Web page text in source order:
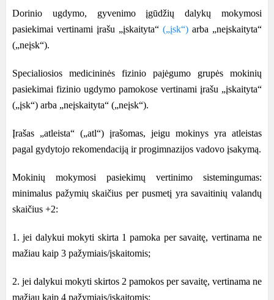
Dorinio ugdymo, gyvenimo įgūdžių dalykų mokymosi
pasiekimai vertinami įrašu „įskaityta“ („įsk“) arba „neįskaityta“
(„neįsk“).
Specialiosios medicininės fizinio pajėgumo grupės mokinių
pasiekimai fizinio ugdymo pamokose vertinami įrašu „įskaityta“
(„įsk“) arba „neįskaityta“ („neįsk“).
Įrašas „atleista“ („atl“) įrašomas, jeigu mokinys yra atleistas
pagal gydytojo rekomendaciją ir progimnazijos vadovo įsakymą.
Mokinių mokymosi pasiekimų vertinimo sistemingumas:
minimalus pažymių skaičius per pusmetį yra savaitinių valandų
skaičius +2:
1. jei dalykui mokyti skirta 1 pamoka per savaitę, vertinama ne
mažiau kaip 3 pažymiais/įskaitomis;
2. jei dalykui mokyti skirtos 2 pamokos per savaitę, vertinama ne
mažiau kaip 4 pažymiais/įskaitomis;